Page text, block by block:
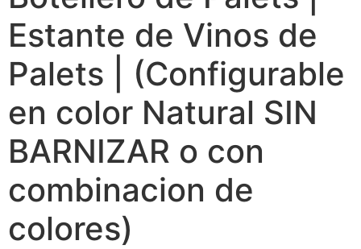
Estante de Vinos de
Palets | (Configurable
en color Natural SIN
BARNIZAR o con
combinacion de
colores)